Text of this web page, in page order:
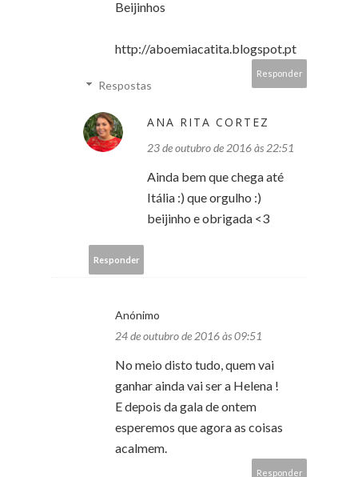
Beijinhos
http://aboemiacatita.blogspot.pt
Responder
Respostas
ANA RITA CORTEZ
23 de outubro de 2016 às 22:51
Ainda bem que chega até
Itália :) que orgulho :)
beijinho e obrigada <3
Responder
Anónimo
24 de outubro de 2016 às 09:51
No meio disto tudo, quem vai
ganhar ainda vai ser a Helena !
E depois da gala de ontem
esperemos que agora as coisas
acalmem.
Responder